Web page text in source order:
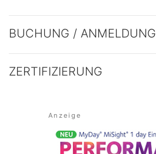
BUCHUNG / ANMELDUNG
ZERTIFIZIERUNG